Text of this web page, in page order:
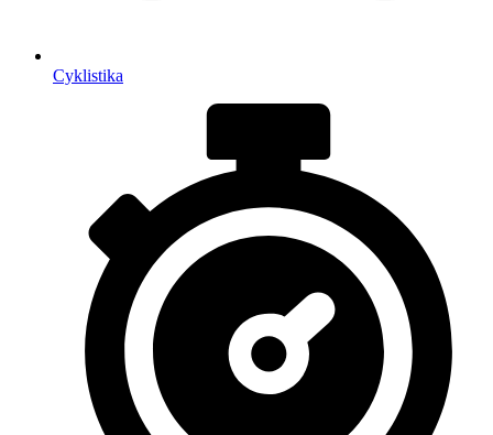
Cyklistika